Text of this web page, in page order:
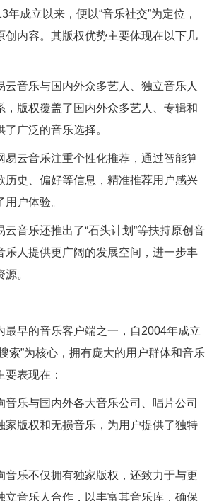
年成立以来，便以“音乐社交”为定位，
创内容。其版权优势主要体现在以下几
音乐与国内外众多艺人、独立音乐人
，版权覆盖了国内外众多艺人、专辑和
广泛的音乐选择。
云音乐注重个性化推荐，通过智能算
历史、偏好等信息，精准推荐用户感兴
户体验。
音乐还推出了“石头计划”等扶持原创音
乐人提供更广阔的发展空间，进一步丰
。
最早的音乐客户端之一，自2004年成立
索”为核心，拥有庞大的用户群体和音乐
要表现在：
乐与国内外各大音乐公司、唱片公司
家版权和无损音乐，为用户提供了独特
乐不仅拥有独家版权，还致力于与更
立音乐人合作，以丰富其音乐库，确保